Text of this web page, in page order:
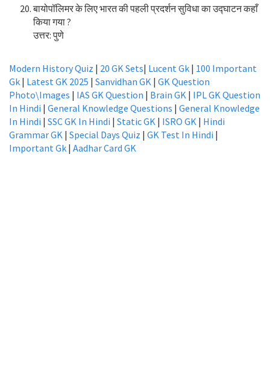
बायोपॉलिमर के लिए भारत की पहली प्रदर्शन सुविधा का उद्घाटन कहाँ
किया गया ?
उत्तर: पुणे
Modern History Quiz | 20 GK Sets| Lucent Gk | 100 Important
Gk | Latest GK 2025 | Sanvidhan GK | GK Question
Photo\Images | IAS GK Question | Brain GK | IPL GK Question
In Hindi | General Knowledge Questions | General Knowledge
In Hindi | SSC GK In Hindi | Static GK | ISRO GK | Hindi
Grammar GK | Special Days Quiz | GK Test In Hindi |
Important Gk | Aadhar Card GK